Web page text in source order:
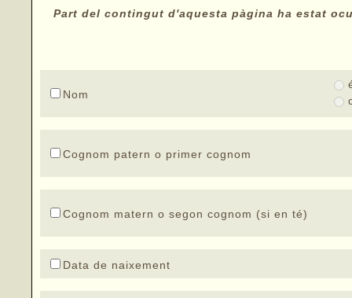
Part del contingut d'aquesta pàgina ha estat
Nom
Cognom patern o primer cognom
Cognom matern o segon cognom (si en té)
Data de naixement